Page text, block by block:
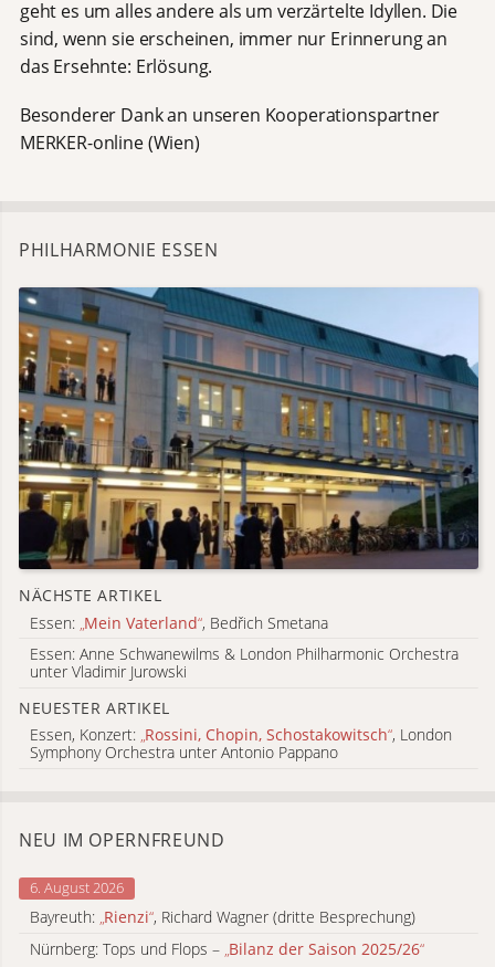
geht es um alles andere als um verzärtelte Idyllen. Die
sind, wenn sie erscheinen, immer nur Erinnerung an
das Ersehnte: Erlösung.
Besonderer Dank an unseren Kooperationspartner
MERKER-online (Wien)
PHILHARMONIE ESSEN
NÄCHSTE ARTIKEL
Essen: Mein Vaterland“, Bedřich Smetana
Essen: Anne Schwanewilms & London Philharmonic Orchestra
unter Vladimir Jurowski
NEUESTER ARTIKEL
Essen, Konzert: „Rossini, Chopin, Schostakowitsch“, London
Symphony Orchestra unter Antonio Pappano
NEU IM OPERNFREUND
6. August 2026
Bayreuth: „Rienzi“, Richard Wagner (dritte Besprechung)
Nürnberg: Tops und Flops – Bilanz der Saison 2025/26“